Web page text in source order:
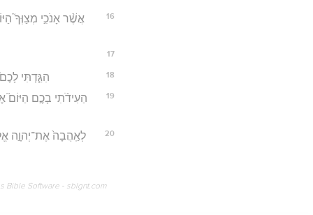
16
אֲשֶׁ֨ר אָנֹכִ֣י מְצַוְּךָ֮
17
18 הִגַּ֤דְתִּי
19
הַעִידֹ֨תִי בָכֶ֣ם הַיּוֹם֮
20
לְאַֽהֲבָה֙ אֶת־יְהוָ֣ה
Bible Software - sblgnt.com